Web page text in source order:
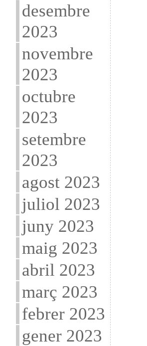
desembre
2023
novembre
2023
octubre
2023
setembre
2023
agost 2023
juliol 2023
juny 2023
maig 2023
abril 2023
març 2023
febrer 2023
gener 2023